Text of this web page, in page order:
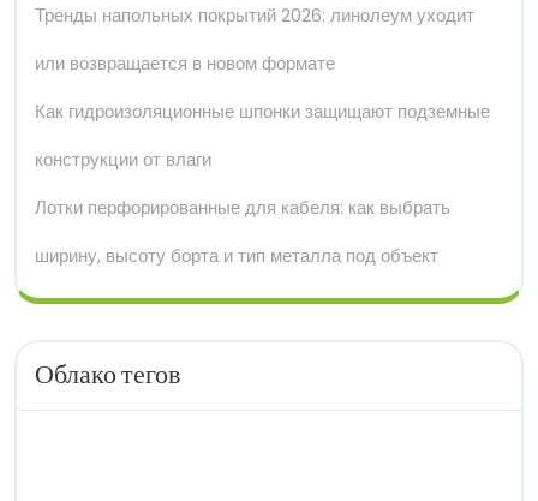
Тренды напольных покрытий 2026: линолеум уходит
или возвращается в новом формате
Как гидроизоляционные шпонки защищают подземные
конструкции от влаги
Лотки перфорированные для кабеля: как выбрать
ширину, высоту борта и тип металла под объект
Облако тегов